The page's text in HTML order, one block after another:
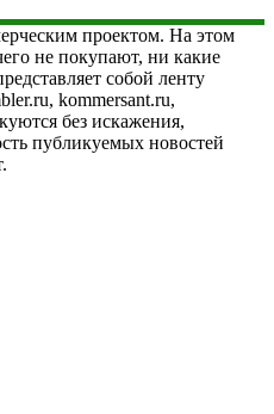
проектом. На этом
не покупают, ни какие
собой ленту
kommersant.ru,
без искажения,
публикуемых новостей